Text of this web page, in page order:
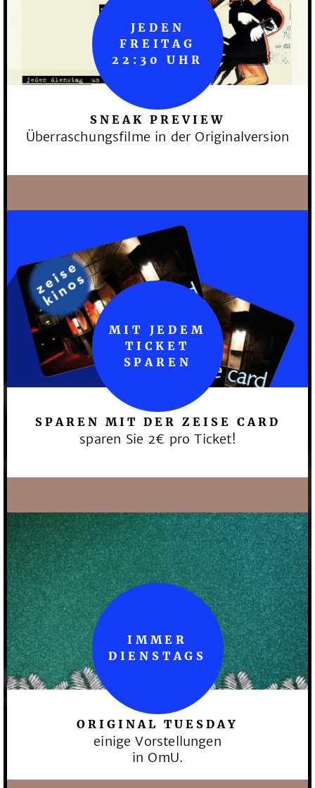
SNEAK PREVIEW
Überraschungsfilme in der Originalversion
JEDEN
FREITAG
22:30 UHR
SPAREN MIT DER ZEISE CARD
sparen Sie 2€ pro Ticket!
MIT JEDEM
TICKET
SPAREN
ORIGINAL TUESDAY
einige Vorstellungen
in OmU.
IMMER
DIENSTAGS